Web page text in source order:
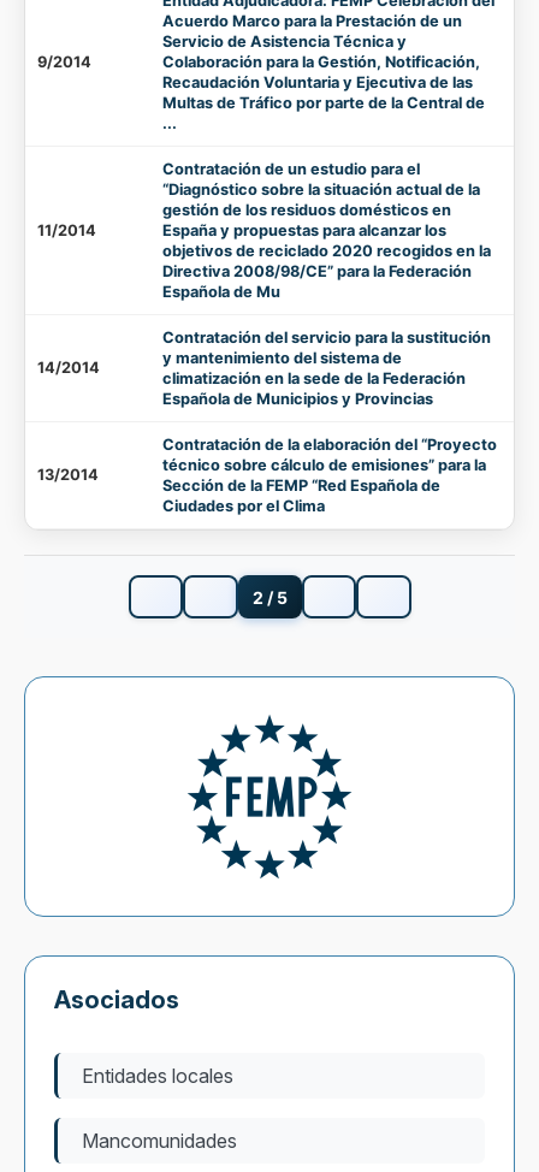
9/2014
Acuerdo Marco para la Prestación de un
Servicio de Asistencia Técnica y
Colaboración para la Gestión, Notificación,
Recaudación Voluntaria y Ejecutiva de las
Multas de Tráfico por parte de la Central de
...
11/2014
Contratación de un estudio para el
“Diagnóstico sobre la situación actual de la
gestión de los residuos domésticos en
España y propuestas para alcanzar los
objetivos de reciclado 2020 recogidos en la
Directiva 2008/98/CE” para la Federación
Española de Mu
14/2014
Contratación del servicio para la sustitución
y mantenimiento del sistema de
climatización en la sede de la Federación
Española de Municipios y Provincias
13/2014
Contratación de la elaboración del “Proyecto
técnico sobre cálculo de emisiones” para la
Sección de la FEMP “Red Española de
Ciudades por el Clima
2 / 5
Asociados
Entidades locales
Mancomunidades